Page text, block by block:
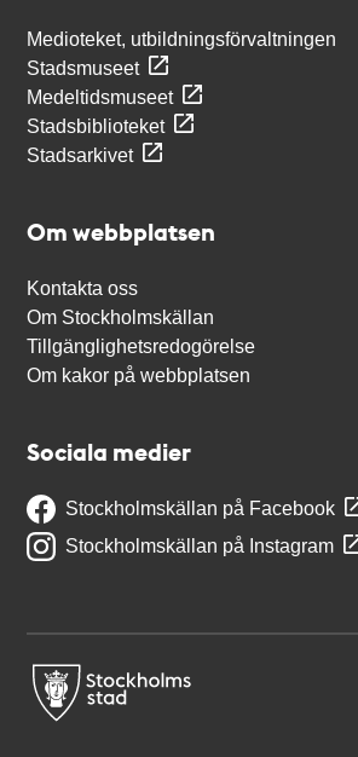
Medioteket, utbildningsförvaltningen
Stadsmuseet
Medeltidsmuseet
Stadsbiblioteket
Stadsarkivet
Om webbplatsen
Kontakta oss
Om Stockholmskällan
Tillgänglighetsredogörelse
Om kakor på webbplatsen
Sociala medier
Stockholmskällan på Facebook
Stockholmskällan på Instagram